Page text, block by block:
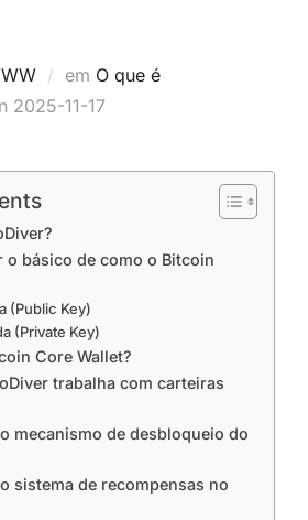
em O que é
Postado
2025-11-17
o básico de como o Bitcoin
(Public Key)
(Private Key)
Core Wallet?
trabalha com carteiras
mecanismo de desbloqueio do
sistema de recompensas no